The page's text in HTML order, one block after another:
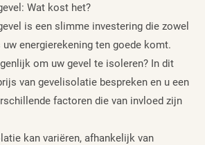
Wat kost het?
is een slimme investering die zowel
energierekening ten goede komt.
om uw gevel te isoleren? In dit
van gevelisolatie bespreken en u een
factoren die van invloed zijn
kan variëren, afhankelijk van